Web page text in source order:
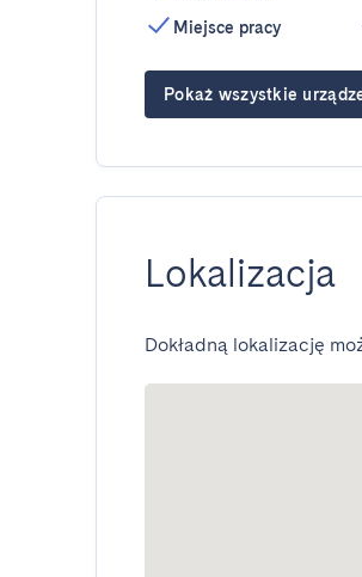
Miejsce pracy
Pokaż wszystkie
Lokalizacja
Dokładną lokalizację